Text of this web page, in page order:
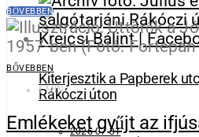
Kiterjesztik a Papberek
Rákóczi úton
2026-07-31
BŐVEBBEN
BŐVEBBEN
1 MIN
Emlékeket gyűjt az